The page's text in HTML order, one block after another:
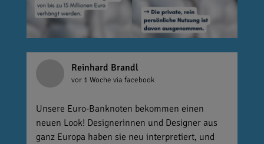
Reinhard Brandl
vor 1 Woche via facebook
Unsere Euro-Banknoten bekommen einen
neuen Look! Designerinnen und Designer aus
ganz Europa haben sie neu interpretiert, und